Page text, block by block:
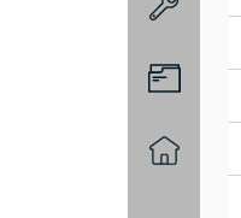
8-
9-
10-